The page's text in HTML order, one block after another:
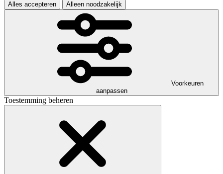
Alles accepteren Alleen noodzakelijk
Voorkeuren
aanpassen
Toestemming beheren